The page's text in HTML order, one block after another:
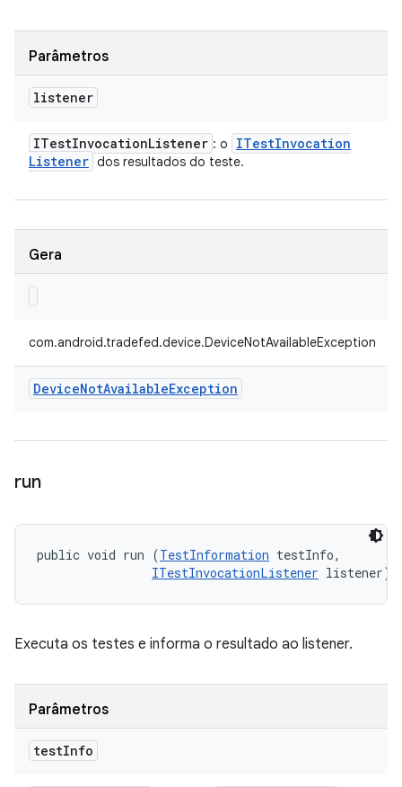
Parâmetros
listener
ITestInvocationListener : o ITestInvocation
Listener dos resultados do teste.
Gera
com.android.tradefed.device.DeviceNotAvailableException
DeviceNotAvailableException
run
public void run (TestInformation testInfo,
ITestInvocationListener listener)
Executa os testes e informa o resultado ao listener.
Parâmetros
testInfo